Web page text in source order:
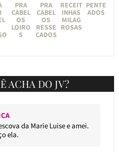
PRA
CABEL
OS
LOIRO
S
PRA
CABEL
OS
RESSE
CADOS
RECEIT
INHAS
MILAG
ROSAS
PENTE
ADOS
ACHA DO JV?
da Marie Luise e amei.
ela.